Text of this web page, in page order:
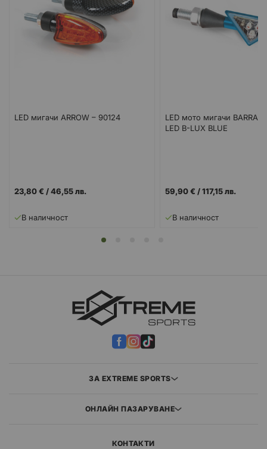
LED мигачи ARROW – 90124
23,80 € /46,55 лв.
В наличност
LED мото мигачи
LED B-LUX BLUE
59,90 € /117,15 лв.
В наличност
ЗА EXTREME SPORTS
ОНЛАЙН ПАЗАРУВАНЕ
КОНТАКТИ